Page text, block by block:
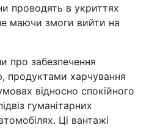
проводять в укриттях
маючи змоги вийти на
про забезпечення
продуктами харчування
відносно спокійного
гуманітарних
Ці вантажі